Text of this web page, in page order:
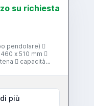
su richiesta
pendolare) 
x 510 mm 
 capacità
più